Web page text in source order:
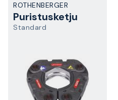
ROTHENBERGER
Puristusketju
Standard